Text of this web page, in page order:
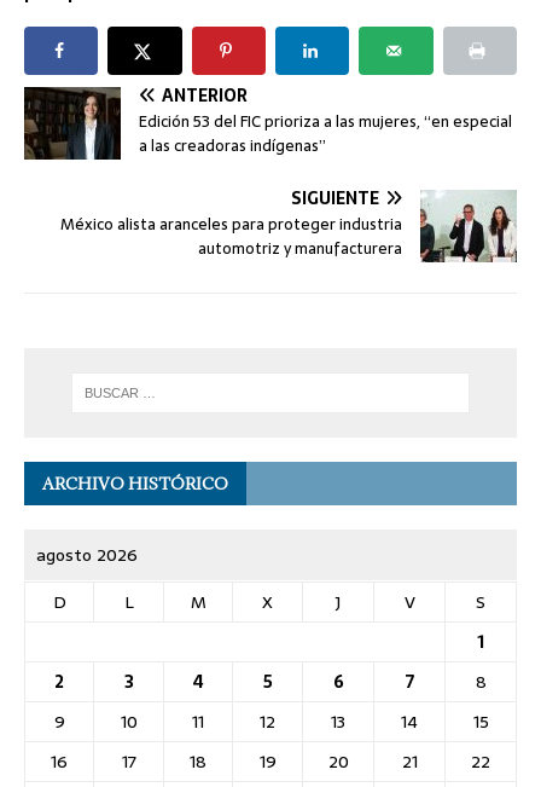
ANTERIOR
Edición 53 del FIC prioriza a las mujeres, “en especial
a las creadoras indígenas”
SIGUIENTE
México alista aranceles para proteger industria
automotriz y manufacturera
ARCHIVO HISTÓRICO
agosto 2026
D
L M X J V
S
1
2
3 4 5 6 7
8
9
10 11 12 13 14
15
16
17 18 19 20 21
22